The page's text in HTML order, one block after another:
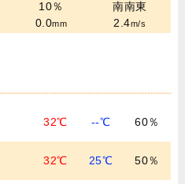
10％
0.0mm
南南東
2.4m/s
32℃ --℃ 60％
32℃ 25℃ 50％